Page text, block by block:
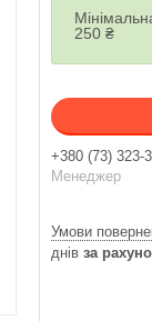
250 ₴
+380 (73) 323-
Менеджер
днів за